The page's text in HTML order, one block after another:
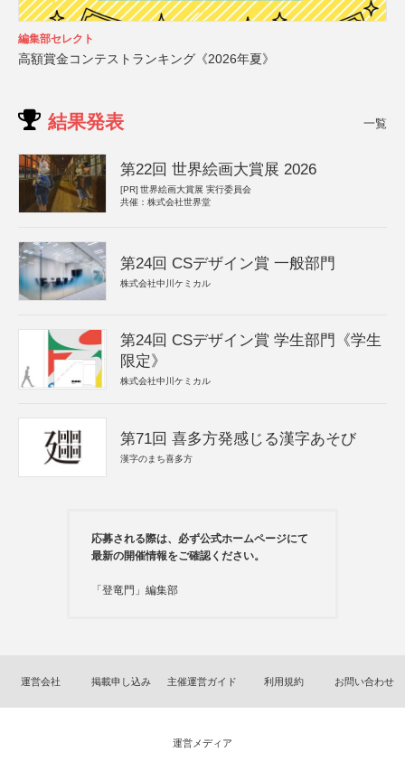
編集部セレクト
高額賞金コンテストランキング《2026年夏》
結果発表 一覧
第22回 世界絵画大賞展 2026
[PR] 世界絵画大賞展 実行委員会
共催：株式会社世界堂
第24回 CSデザイン賞 一般部門
株式会社中川ケミカル
第24回 CSデザイン賞 学生部門《学生
限定》
株式会社中川ケミカル
第71回 喜多方発感じる漢字あそび
漢字のまち喜多方
応募される際は、必ず公式ホームページにて
最新の開催情報をご確認ください。
「登竜門」編集部
運営会社 掲載申し込み 主催運営ガイド 利用規約 お問い合わせ
運営メディア